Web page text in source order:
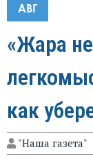
АВГ
«Жара
как
"Наша газета"